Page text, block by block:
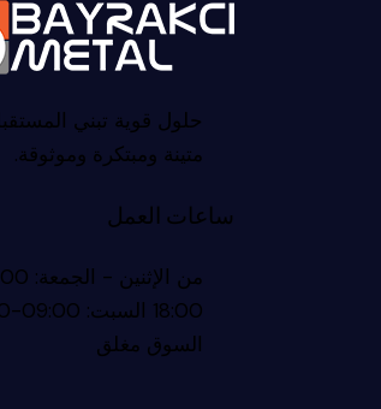
حلول قوية تبني
متينة ومبتكرة وموثوقة.
ساعات العمل
18:00 السبت: 09:00-12:00
السوق مغلق